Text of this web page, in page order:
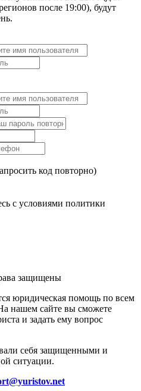
после 19:00), будут
код повторно)
с условиями политики
защищены
юридическая помощь по всем
нашем сайте вы сможете
и задать ему вопрос
себя защищенными и
ситуации.